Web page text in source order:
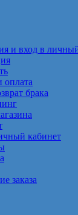
и вход в
оплата
брака
кабинет
заказа